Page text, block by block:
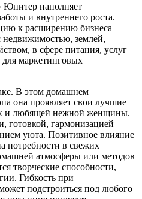
наполняет
и внутреннего роста.
к расширению бизнеса
недвижимостью, землей,
в сфере питания, услуг
маркетинговых
В этом домашнем
она проявляет свои лучшие
и любящей нежной женщины.
готовкой, гармонизацией
уюта. Позитивное влияние
потребности в свежих
атмосферы или методов
творческие способности,
Гибкость при
подстроиться под любого